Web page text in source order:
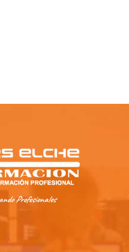
Profesionales